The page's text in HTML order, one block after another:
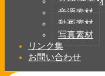
ョ
音源素材
動画素材
写真素材
リンク集
お問い合わせ